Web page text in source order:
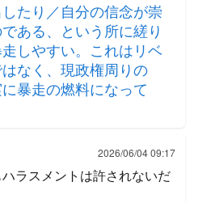
たり／自分の信念が崇
ある、という所に縒り
しやすい。これはリベ
なく、現政権周りの
に暴走の燃料になって
2026/06/04 09:17
ラスメントは許されないだ